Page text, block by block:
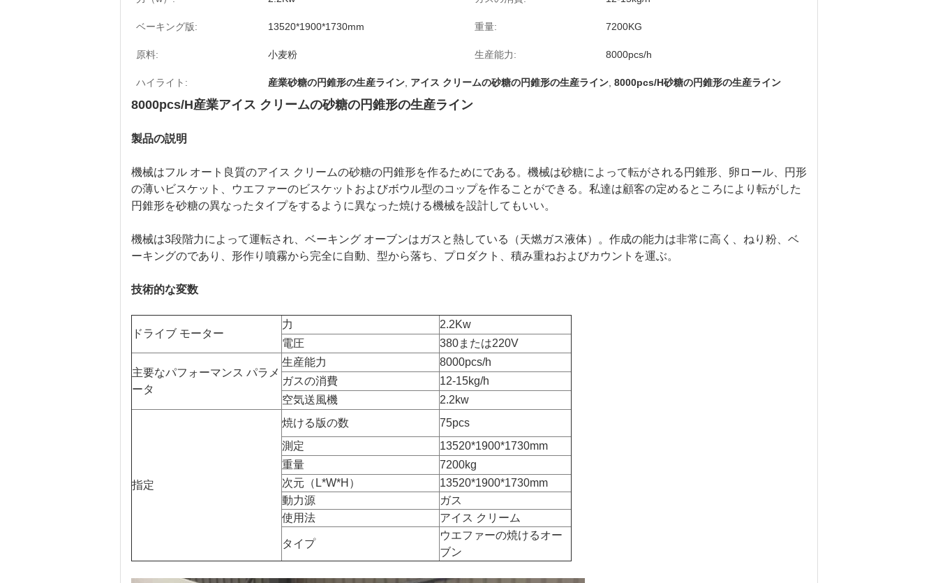
ベーキング版: 13520*1900*1730mm 重量: 7200KG
原料: 小麦粉 生産能力: 8000pcs/h
ハイライト: 産業砂糖の円錐形の生産ライン アイス クリームの砂糖の円錐形の生産ライン 8000pcs/H砂糖の円錐形の生産ライン
8000pcs/H産業アイス クリームの砂糖の円錐形の生産ライン
製品の説明
機械はフル オート良質のアイス クリームの砂糖の円錐形を作るためにである。機械は砂糖によって転がされる円錐形、卵ロール、円形
の薄いビスケット、ウエファーのビスケットおよびボウル型のコップを作ることができる。私達は顧客の定めるところにより転がした
円錐形を砂糖の異なったタイプをするように異なった焼ける機械を設計してもいい。
機械は3段階力によって運転され、ベーキング オーブンはガスと熱している（天燃ガス液体）。作成の能力は非常に高く、ねり粉、ベ
ーキングのであり、形作り噴霧から完全に自動、型から落ち、プロダクト、積み重ねおよびカウントを運ぶ。
技術的な変数
ドライブ モーター
力
2.2Kw
電圧
380または220V
主要なパフォーマンス パラメ
ータ
生産能力
8000pcs/h
ガスの消費
12-15kg/h
空気送風機
2.2kw
指定
焼ける版の数
75pcs
測定
13520*1900*1730mm
重量
7200kg
次元（L*W*H）
13520*1900*1730mm
動力源
ガス
使用法
アイス クリーム
タイプ
ウエファーの焼けるオー
ブン